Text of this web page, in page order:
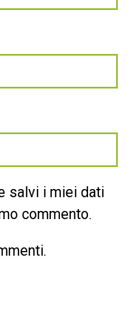
salvi i miei dati
commento.